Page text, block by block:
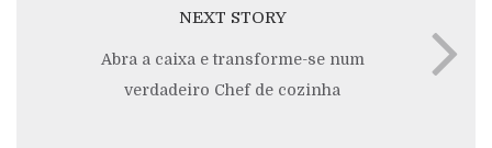
NEXT STORY
Abra a caixa e transforme-se num
verdadeiro Chef de cozinha